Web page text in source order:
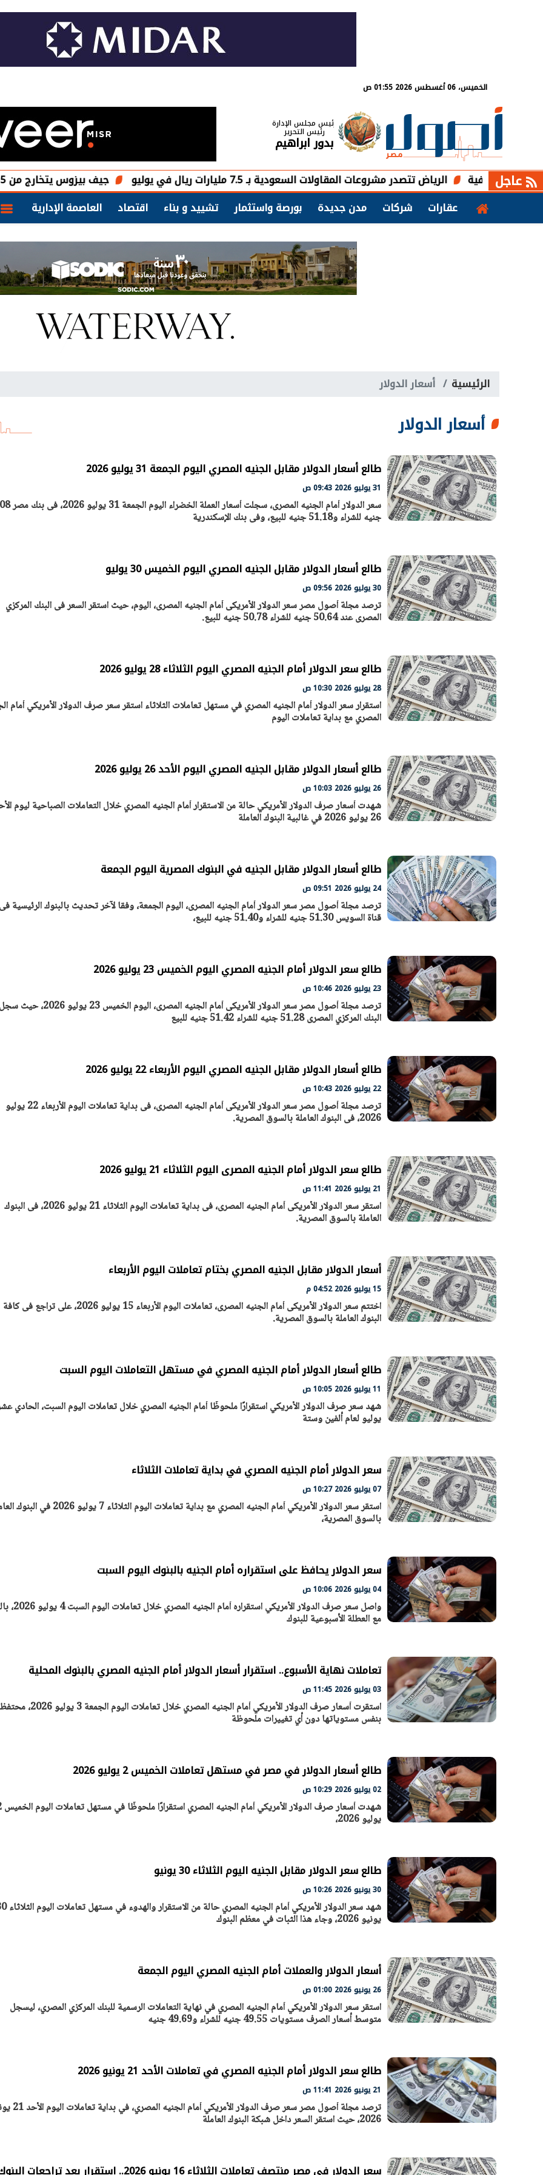
الخميس، 06 أغسطس 2026 01:55 ص
رئيس مجلس الإدارة
رئيس التحرير
بدور ابراهيم
عاجل جيف بيزوس يتخارج من 15 مليون سهم في «أمازون» مقابل 4.1 مليارات دولار
الرياض تتصدر مشروعات المقاولات السعودية بـ 7.5 مليارات ريال في يوليو
عقارات
شركات مدن جديدة بورصة واستثمار تشييد و بناء اقتصاد العاصمة الإدارية
الرئيسية أسعار الدولار
أسعار الدولار
طالع أسعار الدولار مقابل الجنيه المصري اليوم الجمعة 31 يوليو 2026
31 يوليو 2026 09:43 ص
سعر الدولار أمام الجنيه المصرى،
جنيه للشراء و51.18 جنيه للبيع، وفى بنك الإسكندرية
طالع أسعار الدولار مقابل الجنيه المصري اليوم الخميس 30 يوليو
30 يوليو 2026 09:56 ص
ترصد مجلة أصول مصر سعر الدولار الأمريكى أمام الجنيه المصرى، اليوم، حيث استقر السعر فى البنك المركزي
المصرى عند 50.64 جنيه للشراء 50.78 جنيه للبيع.
طالع سعر الدولار أمام الجنيه المصري اليوم الثلاثاء 28 يوليو 2026
28 يوليو 2026 10:30 ص
استقرار سعر الدولار أمام الجنيه المصري في مستهل تعاملات الثلاثاء استقر سعر صرف الدولار الأمريكي أمام
المصري مع بداية تعاملات اليوم
طالع أسعار الدولار مقابل الجنيه المصري اليوم الأحد 26 يوليو 2026
26 يوليو 2026 10:03 ص
شهدت أسعار صرف الدولار الأمريكي حالة من الاستقرار أمام الجنيه المصري خلال التعاملات الصباحية ليوم
26 يوليو 2026 في غالبية البنوك العاملة
طالع أسعار الدولار مقابل الجنيه في البنوك المصرية اليوم الجمعة
24 يوليو 2026 09:51 ص
ترصد مجلة أصول مصر سعر الدولار أمام الجنيه المصرى، اليوم الجمعة، وفقا لآخر تحديث بالبنوك الرئيسية
قناة السويس 51.30 جنيه للشراء و51.40 جنيه للبيع،
طالع سعر الدولار أمام الجنيه المصري اليوم الخميس 23 يوليو 2026
23 يوليو 2026 10:46 ص
ترصد مجلة أصول مصر سعر الدولار الأمريكى أمام الجنيه المصرى، اليوم
البنك المركزي المصرى 51.28 جنيه للشراء 51.42 جنيه للبيع
طالع أسعار الدولار مقابل الجنيه المصري اليوم الأربعاء 22 يوليو 2026
22 يوليو 2026 10:43 ص
ترصد مجلة أصول مصر سعر الدولار الأمريكى أمام الجنيه المصرى، فى بداية تعاملات اليوم الأربعاء 22 يوليو
2026، فى البنوك العاملة بالسوق المصرية.
طالع سعر الدولار أمام الجنيه المصرى اليوم الثلاثاء 21 يوليو 2026
21 يوليو 2026 11:41 ص
استقر سعر الدولار الأمريكى أمام الجنيه المصرى، فى بداية تعاملات اليوم الثلاثاء 21 يوليو 2026، فى البنوك
العاملة بالسوق المصرية.
أسعار الدولار مقابل الجنيه المصري بختام تعاملات اليوم الأربعاء
15 يوليو 2026 04:52 م
اختتم سعر الدولار الأمريكى أمام الجنيه المصرى، تعاملات اليوم الأربعاء 15 يوليو 2026، على تراجع فى كافة
البنوك العاملة بالسوق المصرية.
طالع أسعار الدولار أمام الجنيه المصري في مستهل التعاملات اليوم السبت
11 يوليو 2026 10:05 ص
شهد سعر صرف الدولار الأمريكي استقرارًا ملحوظًا أمام الجنيه المصري خلال تعاملات اليوم السبت، الحادي
يوليو لعام ألفين وستة
سعر الدولار أمام الجنيه المصري في بداية تعاملات الثلاثاء
07 يوليو 2026 10:27 ص
استقر سعر الدولار الأمريكي أمام الجنيه المصري مع بداية تعاملات اليوم الثلاثاء 7 يوليو
بالسوق المصرية،
سعر الدولار يحافظ على استقراره أمام الجنيه بالبنوك اليوم السبت
04 يوليو 2026 10:06 ص
واصل سعر صرف الدولار الأمريكي
مع العطلة الأسبوعية للبنوك
تعاملات نهاية الأسبوع.. استقرار أسعار الدولار أمام الجنيه المصري بالبنوك المحلية
03 يوليو 2026 11:45 ص
استقرت أسعار صرف الدولار الأمريكي أمام الجنيه المصري خلال تعاملات اليوم الجمعة
بنفس مستوياتها دون أي تغييرات ملحوظة
طالع أسعار الدولار في مصر في مستهل تعاملات الخميس 2 يوليو 2026
02 يوليو 2026 10:29 ص
شهدت أسعار صرف الدولار
يوليو 2026،
طالع سعر الدولار مقابل الجنيه اليوم الثلاثاء 30 يونيو
30 يونيو 2026 10:26 ص
شهد سعر الدولار الأمريكي أمام الجنيه
يونيو 2026، وجاء هذا الثبات في معظم البنوك
أسعار الدولار والعملات أمام الجنيه المصري اليوم الجمعة
26 يونيو 2026 01:00 ص
استقر سعر الدولار الأمريكي أمام الجنيه المصري في نهاية التعاملات الرسمية للبنك المركزي المصري، ليسجل
متوسط أسعار الصرف مستويات 49.55 جنيه للشراء و49.69 جنيه
طالع سعر الدولار أمام الجنيه المصري في تعاملات الأحد 21 يونيو 2026
21 يونيو 2026 11:41 ص
ترصد مجلة أصول مصر سعر صرف الدولار
2026، حيث استقر السعر داخل شبكة البنوك العاملة
سعر الدولار في مصر منتصف تعاملات الثلاثاء 16 يونيو 2026.. استقرار بعد تراجعات البنوك
الرئيس السيسي: تداعيات خطيرة على
الاقتصاد العالمي وأسعار الوقود حال
رئيس الوزراء يتابع الإجراءات الخاصة
بتنفيذ التوجيهات الرئاسية بطرح وحدات
افتتاح «إيجبس 2026»
استمرار الأزمة في الشرق الأوسط
30 مارس 2026 05:06 م
الرئيس السيسي: تداعيات خطيرة على
الاقتصاد العالمي وأسعار الوقود حال
استمرار الأزمة في الشرق الأوسط
30 مارس 2026 05:06 م
رئيس الوزراء يتابع الإجراءات الخاصة
بتنفيذ التوجيهات الرئاسية بطرح وحدات
سكنية بالإيجار للمواطنين
30 مارس 2026 04:40 م
واسع.. والبترول: مصر تعزز
بوصفها مركزًا إقليميًّا
30 مارس 2026 03:59 م
الاقتصاد العالمي وأسعار الوقود حال
استمرار الأزمة في الشرق الأوسط
30 مارس 2026 05:06 م سكنية بالإيجار للمواطنين
30 مارس 2026 04:40 م